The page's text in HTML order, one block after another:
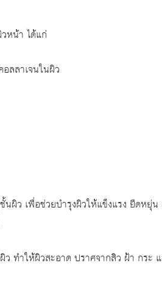
หน้า ได้แก่
ลลาเจนในผิว
นผิว เพื่อช่วยบำรุงผิวให้แข็งแรง ยืดหยุ่
ทำให้ผิวสะอาด ปราศจากสิว ฝ้า กระ